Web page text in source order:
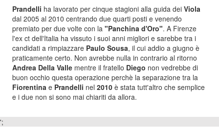
Prandelli ha lavorato per cinque stagioni alla guida dei Viola
dal 2005 al 2010 centrando due quarti posti e venendo
premiato per due volte con la "Panchina d'Oro". A Firenze
l'ex ct dell'Italia ha vissuto i suoi anni migliori e sarebbe tra i
candidati a rimpiazzare Paulo Sousa, il cui addio a giugno è
praticamente certo. Non avrebbe nulla in contrario al ritorno
Andrea Della Valle mentre il fratello Diego non vedrebbe di
buon occhio questa operazione perchè la separazione tra la
Fiorentina e Prandelli nel 2010 è stata tutt'altro che semplice
e i due non si sono mai chiariti da allora.
';